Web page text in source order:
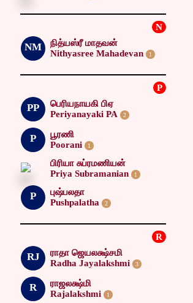
N
NM
நித்யஸ்ரீ மாதவன்
Nithyasree Mahadevan
1
P
PP
பெரியநாயகி பிஏ
Periyanayaki PA
2
P
பூரணி
Poorani
1
பிரியா சுப்ரமணியன்
Priya Subramanian
1
P
புஷ்பலதா
Pushpalatha
2
R
RJ
ராதா ஜெயலக்ஷ்சமி
Radha Jayalakshmi
3
R
ராஜலக்ஷ்மி
Rajalakshmi
1